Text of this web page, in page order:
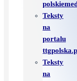
Teksty
na
portalu
Teksty
na